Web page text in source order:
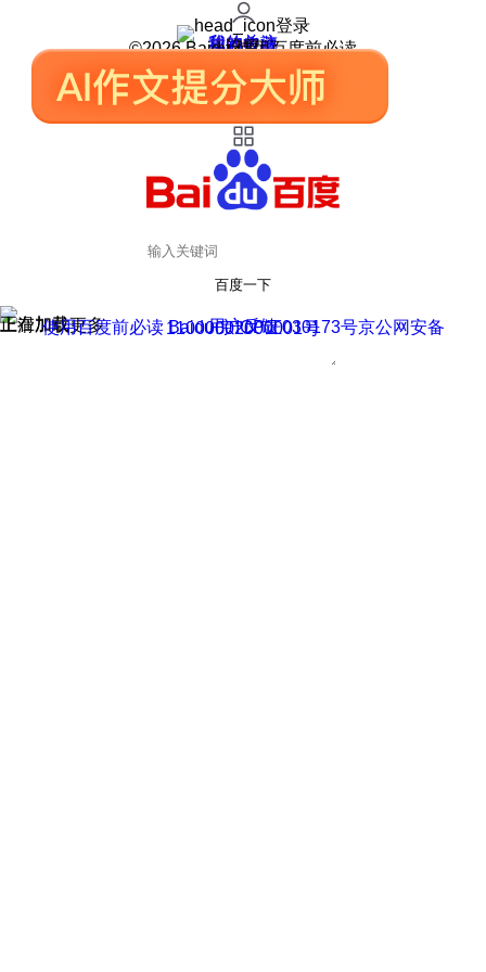
登录
我的关注
我的收藏
皮肤中心
用户反馈
设置
©2026 Baidu 使用百度前必读
百度一下
正在加载
上滑加载更多 用户反馈
使用百度前必读 Baidu 京ICP证030173号
京公网安备11000002000001号